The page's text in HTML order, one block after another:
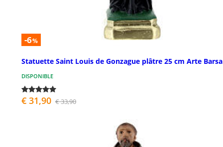
-6%
Statuette Saint Louis de Gonzague plâtre 25 cm Arte
DISPONIBLE
€ 31,90 € 33,90